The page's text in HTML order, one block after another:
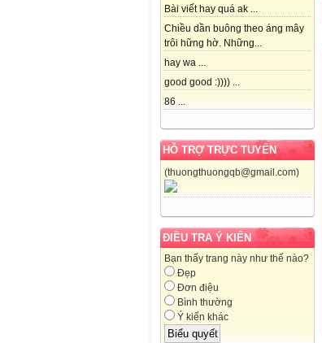
Bài viết hay quá ak ...
Chiều dần buông theo áng mây
trôi hững hờ. Những...
hay wa ...
good good :)))) ...
86 ...
HỖ TRỢ TRỰC TUYẾN
(thuongthuongqb@gmail.com)
ĐIỀU TRA Ý KIẾN
Bạn thấy trang này như thế nào?
Đẹp
Đơn điệu
Bình thường
Ý kiến khác